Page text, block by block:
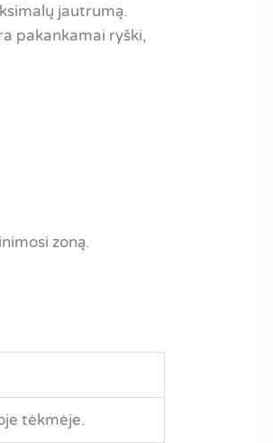
jautrumą.
pakankamai ryški,
zoną.
tėkmėje.